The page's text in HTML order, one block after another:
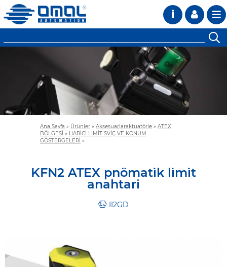
i
Ana Sayfa » Ürünler » Aksesuarlaraktüatörle » ATEX
BÖLGESİ » HARİCİ LİMİT SVİÇ VE KONUM
GÖSTERGELERİ »
KFN2 ATEX pnömati̇k li̇mi̇t
anahtari
II2GD